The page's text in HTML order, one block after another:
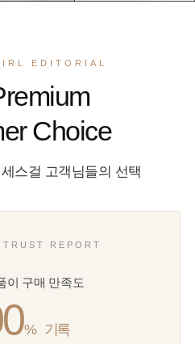
EDITORIAL
Choice
스걸 고객님들의 선택
REPORT
이 구매 만족도
% 기록